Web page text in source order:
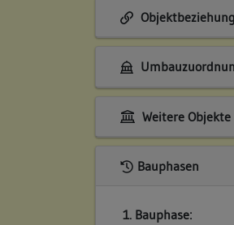
Weitere
Bauphasen
1. Bauphase: